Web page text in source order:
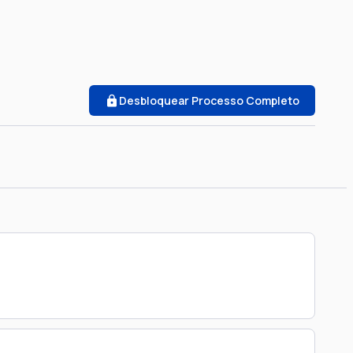
Desbloquear Processo Completo